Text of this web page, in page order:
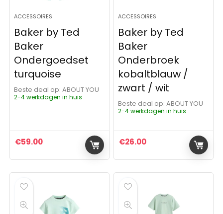
ACCESSOIRES
Baker by Ted
Baker
Ondergoedset
turquoise
Beste deal op:
ABOUT YOU
2-4 werkdagen in huis
€59.00
ACCESSOIRES
Baker by Ted
Baker
Onderbroek
kobaltblauw /
zwart / wit
Beste deal op:
ABOUT YOU
2-4 werkdagen in huis
€26.00